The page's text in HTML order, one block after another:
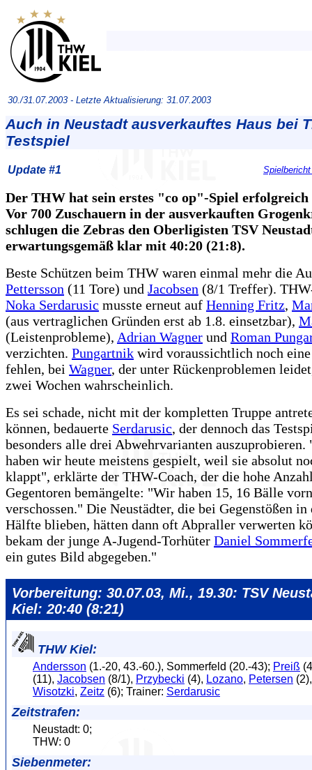
30./31.07.2003 - Letzte Aktualisierung: 31.07.2003
Auch in Neustadt ausverkauftes Haus bei
Testspiel
Update #1
Der THW hat sein erstes "co op"-Spiel
Vor 700 Zuschauern in der ausverkauften
schlugen die Zebras den Oberligisten TSV
erwartungsgemäß klar mit 40:20 (21:8).
Beste Schützen beim THW waren einmal mehr die
Pettersson (11 Tore) und Jacobsen (8/1 Treffer).
Noka Serdarusic musste erneut auf Henning Fritz,
(aus vertraglichen Gründen erst ab 1.8. einsetzbar),
(Leistenprobleme), Adrian Wagner und Roman
verzichten. Pungartnik wird voraussichtlich noch
fehlen, bei Wagner, der unter Rückenproblemen
zwei Wochen wahrscheinlich.
Es sei schade, nicht mit der kompletten Truppe
können, bedauerte Serdarusic, der dennoch das
besonders alle drei Abwehrvarianten
haben wir heute meistens gespielt, weil sie absolut
klappt", erklärte der THW-Coach, der die hohe
Gegentoren bemängelte: "Wir haben 15, 16 Bälle
verschossen." Die Neustädter, die bei Gegenstößen
Hälfte blieben, hätten dann oft Abpraller verwerten
bekam der junge A-Jugend-Torhüter Daniel
ein gutes Bild abgegeben."
Vorbereitung: 30.07.03, Mi., 19.30: TSV
Kiel: 20:40 (8:21)
THW Kiel:
Andersson (1.-20, 43.-60.), Sommerfeld (20.-43); Preiß
(11), Jacobsen (8/1), Przybecki (4), Lozano, Petersen
Wisotzki, Zeitz (6); Trainer: Serdarusic
Zeitstrafen:
Neustadt: 0;
THW: 0
Siebenmeter: